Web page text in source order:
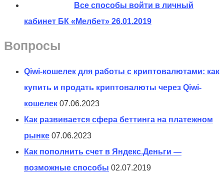
Все способы войти в личный
кабинет БК «Мелбет» 26.01.2019
Вопросы
Qiwi-кошелек для работы с криптовалютами: как
купить и продать криптовалюты через Qiwi-
кошелек 07.06.2023
Как развивается сфера беттинга на платежном
рынке 07.06.2023
Как пополнить счет в Яндекс.Деньги —
возможные способы 02.07.2019